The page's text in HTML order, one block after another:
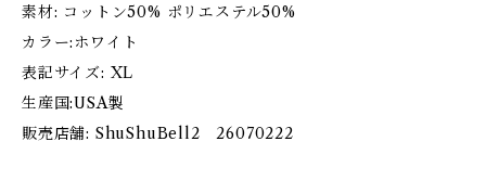
素材: コットン50% ポリエステル50%
カラー:ホワイト
表記サイズ: XL
生産国:USA製
販売店舗: ShuShuBell2 26070222